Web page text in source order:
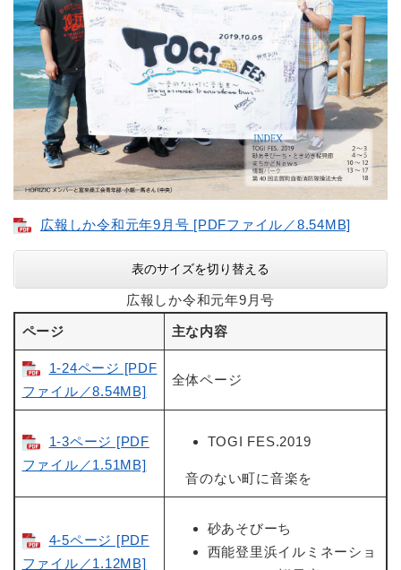
広報しか令和元年9月号 [PDFファイル／8.54MB]
表のサイズを切り替える
広報しか令和元年9月号
ページ 主な内容
1-24ページ [PDF
ファイル／8.54MB]
全体ページ
1-3ページ [PDF
ファイル／1.51MB]
TOGI FES.2019
音のない町に音楽を
4-5ページ [PDF
ファイル／1.12MB]
砂あそびーち
西能登里浜イルミネーショ